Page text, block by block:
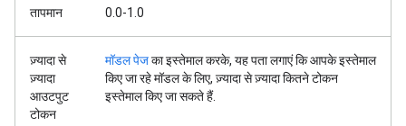
तापमान 0.0-1.0
ज़्यादा से
ज़्यादा
आउटपुट
टोकन
मॉडल पेजका इस्तेमाल करके, यह पता लगाएं कि आपके इस्तेमाल
किए जा रहे मॉडल के लिए, ज़्यादा से ज़्यादा कितने टोकन
इस्तेमाल किए जा सकते हैं.